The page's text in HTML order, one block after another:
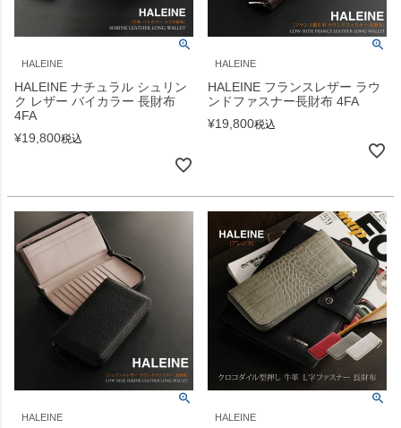
HALEINE
HALEINE ナチュラル シュリン
ク レザー バイカラー 長財布
4FA
¥19,800税込
HALEINE
HALEINE フランスレザー ラウ
ンドファスナー長財布 4FA
¥19,800税込
HALEINE HALEINE